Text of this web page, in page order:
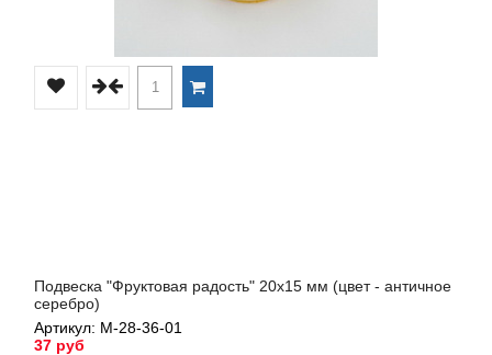
Подвеска "Фруктовая радость" 20х15 мм (цвет - античное
серебро)
Артикул: М-28-36-01
37 руб